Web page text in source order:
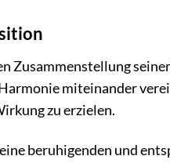
Zusammenstellung
miteinander
zu erzielen.
beruhigenden und